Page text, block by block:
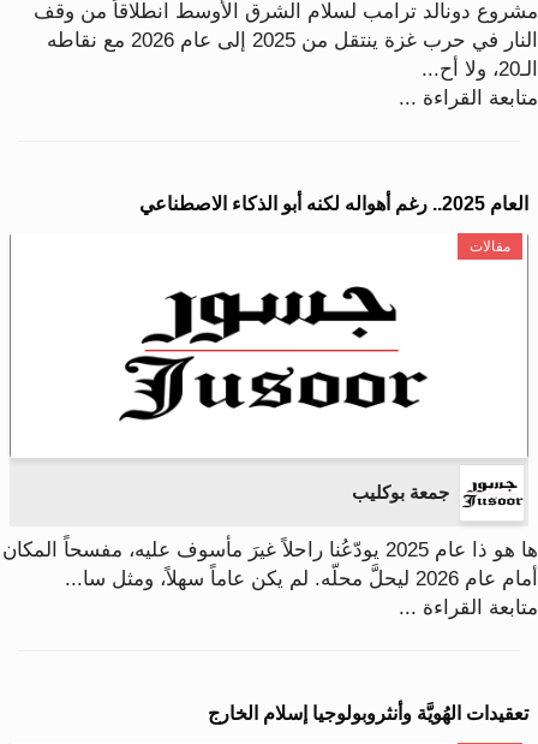
مشروع دونالد ترامب لسلام الشرق الأوسط انطلاقاً من وقف
النار في حرب غزة ينتقل من 2025 إلى عام 2026 مع نقاطه
الـ20، ولا أح...
متابعة القراءة ...
العام 2025.. رغم أهواله لكنه أبو الذكاء الاصطناعي
مقالات
جمعة بوكليب
ها هو ذا عام 2025 يودّعُنا راحلاً غيرَ مأسوف عليه، مفسحاً المكان
أمام عام 2026 ليحلَّ محلّه. لم يكن عاماً سهلاً، ومثل سا...
متابعة القراءة ...
تعقيدات الهُويَّة وأنثروبولوجيا إسلام الخارج